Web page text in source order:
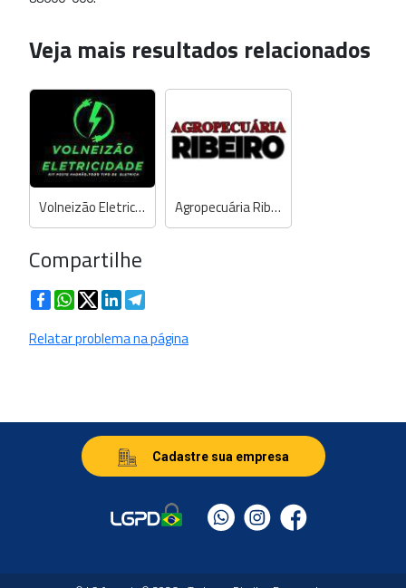
Veja mais resultados relacionados
Volneizão Eletricidade Agropecuária Ribeiro
Compartilhe
FacebookWhatsApp
TwitterLinkedIn
Relatar problema na página
Cadastre sua empresa